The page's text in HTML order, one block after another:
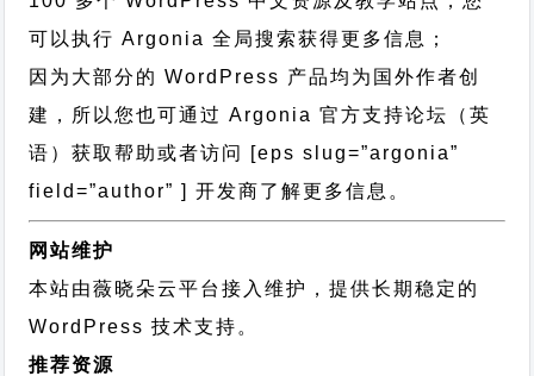
可以执行 Argonia 全局搜索获得更多信息；
因为大部分的 WordPress 产品均为国外作者创
建，所以您也可通过Argonia 官方支持论坛
（英
语）获取帮助或者访问 [eps slug=”argonia”
field=”author” ] 开发商了解更多信息。
网站维护
本站由薇晓朵云平台接入维护，提供长期稳定的
WordPress 技术支持 。
推荐资源